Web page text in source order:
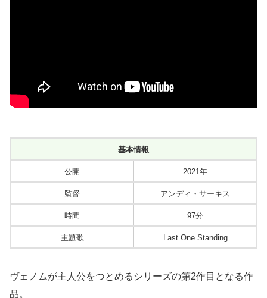
基本情報
公開 2021年
監督 アンディ・サーキス
時間 97分
主題歌 Last One Standing
ヴェノムが主人公をつとめるシリーズの第2作目となる作
品。